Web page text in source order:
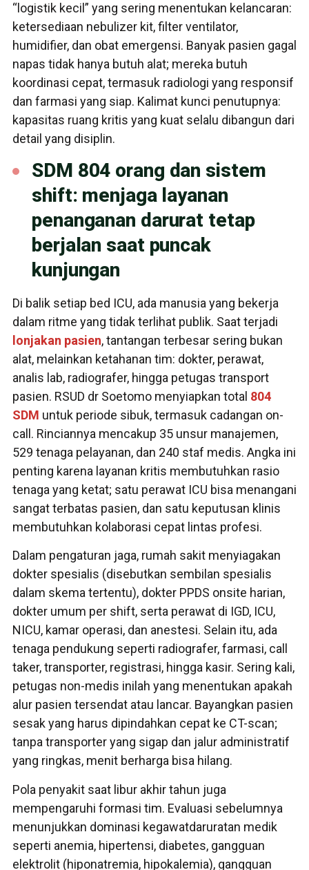
“logistik kecil” yang sering menentukan kelancaran:
ketersediaan nebulizer kit, filter ventilator,
humidifier, dan obat emergensi. Banyak pasien gagal
napas tidak hanya butuh alat; mereka butuh
koordinasi cepat, termasuk radiologi yang responsif
dan farmasi yang siap. Kalimat kunci penutupnya:
kapasitas ruang kritis yang kuat selalu dibangun dari
detail yang disiplin.
SDM 804 orang dan sistem
shift: menjaga layanan
penanganan darurat tetap
berjalan saat puncak
kunjungan
Di balik setiap bed ICU, ada manusia yang bekerja
dalam ritme yang tidak terlihat publik. Saat terjadi
lonjakan pasien, tantangan terbesar sering bukan
alat, melainkan ketahanan tim: dokter, perawat,
analis lab, radiografer, hingga petugas transport
pasien. RSUD dr Soetomo menyiapkan total 804
SDM untuk periode sibuk, termasuk cadangan on-
call. Rinciannya mencakup 35 unsur manajemen,
529 tenaga pelayanan, dan 240 staf medis. Angka ini
penting karena layanan kritis membutuhkan rasio
tenaga yang ketat; satu perawat ICU bisa menangani
sangat terbatas pasien, dan satu keputusan klinis
membutuhkan kolaborasi cepat lintas profesi.
Dalam pengaturan jaga, rumah sakit menyiagakan
dokter spesialis (disebutkan sembilan spesialis
dalam skema tertentu), dokter PPDS onsite harian,
dokter umum per shift, serta perawat di IGD, ICU,
NICU, kamar operasi, dan anestesi. Selain itu, ada
tenaga pendukung seperti radiografer, farmasi, call
taker, transporter, registrasi, hingga kasir. Sering kali,
petugas non-medis inilah yang menentukan apakah
alur pasien tersendat atau lancar. Bayangkan pasien
sesak yang harus dipindahkan cepat ke CT-scan;
tanpa transporter yang sigap dan jalur administratif
yang ringkas, menit berharga bisa hilang.
Pola penyakit saat libur akhir tahun juga
mempengaruhi formasi tim. Evaluasi sebelumnya
menunjukkan dominasi kegawatdaruratan medik
seperti anemia, hipertensi, diabetes, gangguan
elektrolit (hiponatremia, hipokalemia), gangguan